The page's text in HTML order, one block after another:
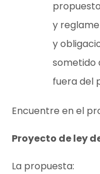
y
y
sometido
fuera del
Encuentre en el
Proyecto de ley
La propuesta: